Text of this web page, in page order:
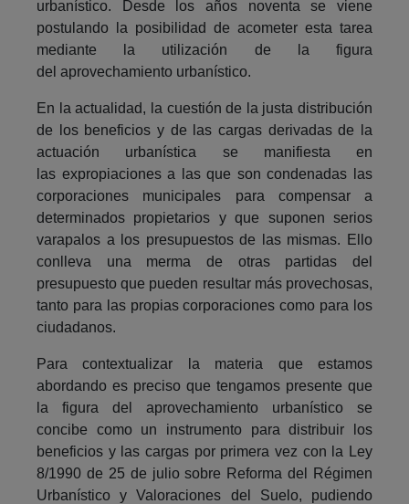
urbanístico. Desde los años noventa se viene
postulando la posibilidad de acometer esta tarea
mediante la utilización de la figura
del aprovechamiento urbanístico.
En la actualidad, la cuestión de la justa distribución
de los beneficios y de las cargas derivadas de la
actuación urbanística se manifiesta en
las expropiaciones a las que son condenadas las
corporaciones municipales para compensar a
determinados propietarios y que suponen serios
varapalos a los presupuestos de las mismas. Ello
conlleva una merma de otras partidas del
presupuesto que pueden resultar más provechosas,
tanto para las propias corporaciones como para los
ciudadanos.
Para contextualizar la materia que estamos
abordando es preciso que tengamos presente que
la figura del aprovechamiento urbanístico se
concibe como un instrumento para distribuir los
beneficios y las cargas por primera vez con la Ley
8/1990 de 25 de julio sobre Reforma del Régimen
Urbanístico y Valoraciones del Suelo, pudiendo